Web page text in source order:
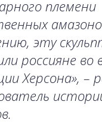
племени
эту
россияне во
Херсона», –